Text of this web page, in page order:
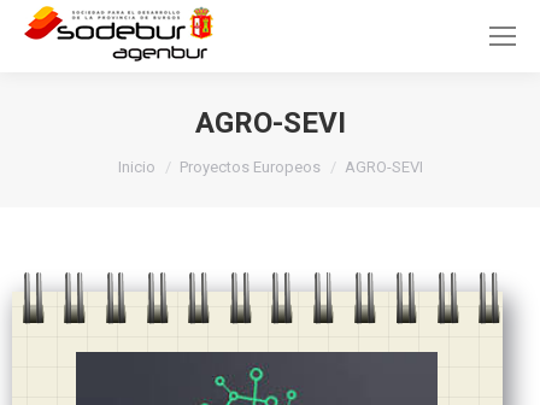
AGRO-SEVI
Inicio Proyectos Europeos AGRO-SEVI